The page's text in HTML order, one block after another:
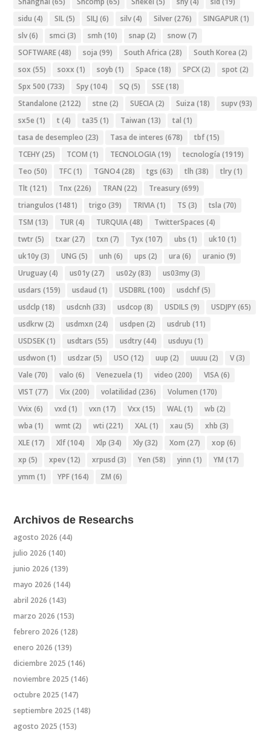
sidu (4) SIL(5) SILJ (6) silv(4) Silver(276) SINGAPUR(1)
slv(6) smci (3) smh (10) snap (2) snow(7)
SOFTWARE(48) soja (99) South Africa (28) South Korea (2)
sox (55) soxx (1) soyb (1) Space (18) SPCX(2) spot (2)
Spx 500 (733) Spy(104) SQ (5) SSE(18)
Standalone (2122) stne (2) SUECIA(2) Suiza (18) supv(93)
sx5e (1) t (4) ta35 (1) Taiwan (13) tal (1)
tasa de desempleo (23) Tasa de interes (678) tbf(15)
TCEHY(25) TCOM (1) TECNOLOGIA(19) tecnología (1919)
Teo (50) TFC(1) TGNO4(28) tgs (63) tlh (38) tlry(1)
Tlt (121) Tnx (226) TRAN (22) Treasury(699)
triangulos (1481) trigo (39) TRIVIA(1) TS (3) tsla (70)
TSM (13) TUR(4) TURQUIA(48) TwitterSpaces (4)
twtr(5) txar(27) txn (7) Tyx (107) ubs (1) uk10 (1)
uk10y(3) UNG (5) unh (6) ups (2) ura (6) uranio (9)
Uruguay(4) us01y(27) us02y(83) us03my(3)
usdars (159) usdaud (1) USDBRL(100) usdchf(5)
usdclp (18) usdcnh (33) usdcop (8) USDILS (9) USDJPY(65)
usdkrw(2) usdmxn (24) usdpen (2) usdrub (11)
USDSEK(1) usdtars (55) usdtry(44) usduyu (1)
usdwon (1) usdzar(5) USO (12) uup (2) uuuu (2) V(3)
Vale (70) valo (6) Venezuela (1) video (200) VISA(6)
VIST (77) Vix (200) volatilidad (236) Volumen (170)
Vvix (6) vxd (1) vxn (17) Vxx (15) WAL(1) wb (2)
wba (1) wmt (2) wti (221) XAL(1) xau (5) xhb (3)
XLE(17) Xlf(104) Xlp (34) Xly(32) Xom (27) xop (6)
xp (5) xpev(12) xrpusd (3) Yen (58) yinn (1) YM (17)
ymm (1) YPF(164) ZM (6)
Archivos de Researchs
agosto 2026 (44)
julio 2026 (140)
junio 2026 (139)
mayo 2026 (144)
abril 2026 (143)
marzo 2026 (153)
febrero 2026 (128)
enero 2026 (139)
diciembre 2025 (146)
noviembre 2025 (146)
octubre 2025 (147)
septiembre 2025 (148)
agosto 2025 (153)